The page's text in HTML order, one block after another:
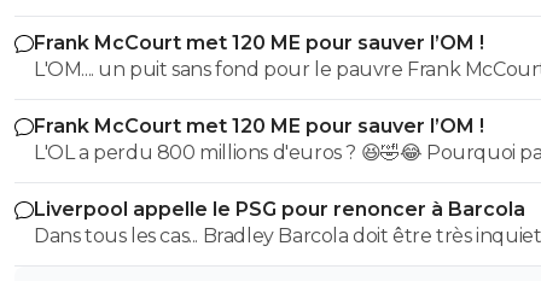
etait top mais depuis quelques match etait en dessus.
et bon vent a lui pour le reste de sa carrière ...
Frank McCourt met 120 ME pour sauver l’OM !
L'OM.... un puit sans fond pour le pauvre Frank
Frank McCourt met 120 ME pour sauver l’OM !
L'OL a perdu 800 millions d'euros ? 😆🤣😂 Pourquoi pas un
milliard tant que tu y es ! ^^
Liverpool appelle le PSG pour renoncer à Barcola
Dans tous les cas... Bradley Barcola doit être très inquiet.
qui est vraiment compréhensible lorsque l'on sait